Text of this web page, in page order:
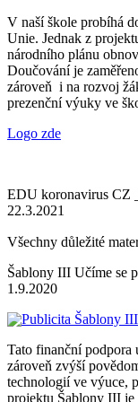
V naší škole probíhá
Unie. Jednak z
národního plánu
Doučování je
zároveň i na rozvoj
prezenční výuky ve
Logo zde
EDU koronavirus CZ
22.3.2021
Všechny důležité
Šablony III Učíme se
1.9.2020
Publicita Šablony III
Tato finanční
zároveň zvýší
technologií ve výuce,
projektu Šablony III je